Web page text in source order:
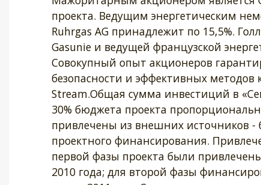
проекта. Ведущим энергетическим
Ruhrgas AG принадлежит по 15,5%.
Gasunie и ведущей французской
Совокупный опыт акционеров
безопасности и эффективных
Stream.Общая сумма инвестиций в
30% бюджета проекта
привлечены из внешних источников -
проектного финансирования.
первой фазы проекта были
2010 года; для второй фазы